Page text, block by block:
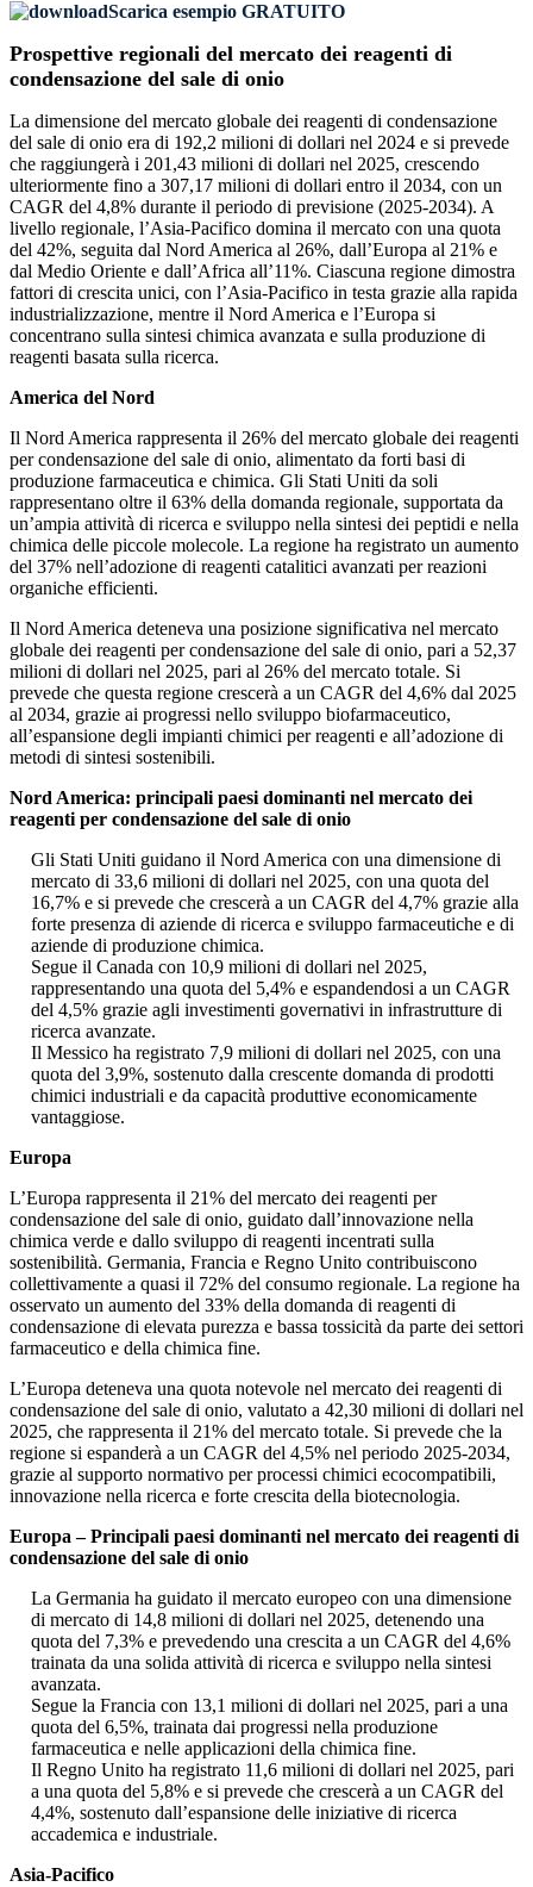
Scarica esempio GRATUITO
Prospettive regionali del mercato dei reagenti di
condensazione del sale di onio
La dimensione del mercato globale dei reagenti di condensazione
del sale di onio era di 192,2 milioni di dollari nel 2024 e si prevede
che raggiungerà i 201,43 milioni di dollari nel 2025, crescendo
ulteriormente fino a 307,17 milioni di dollari entro il 2034, con un
CAGR del 4,8% durante il periodo di previsione (2025-2034). A
livello regionale, l’Asia-Pacifico domina il mercato con una quota
del 42%, seguita dal Nord America al 26%, dall’Europa al 21% e
dal Medio Oriente e dall’Africa all’11%. Ciascuna regione dimostra
fattori di crescita unici, con l’Asia-Pacifico in testa grazie alla rapida
industrializzazione, mentre il Nord America e l’Europa si
concentrano sulla sintesi chimica avanzata e sulla produzione di
reagenti basata sulla ricerca.
America del Nord
Il Nord America rappresenta il 26% del mercato globale dei reagenti
per condensazione del sale di onio, alimentato da forti basi di
produzione farmaceutica e chimica. Gli Stati Uniti da soli
rappresentano oltre il 63% della domanda regionale, supportata da
un’ampia attività di ricerca e sviluppo nella sintesi dei peptidi e nella
chimica delle piccole molecole. La regione ha registrato un aumento
del 37% nell’adozione di reagenti catalitici avanzati per reazioni
organiche efficienti.
Il Nord America deteneva una posizione significativa nel mercato
globale dei reagenti per condensazione del sale di onio, pari a 52,37
milioni di dollari nel 2025, pari al 26% del mercato totale. Si
prevede che questa regione crescerà a un CAGR del 4,6% dal 2025
al 2034, grazie ai progressi nello sviluppo biofarmaceutico,
all’espansione degli impianti chimici per reagenti e all’adozione di
metodi di sintesi sostenibili.
Nord America: principali paesi dominanti nel mercato dei
reagenti per condensazione del sale di onio
Gli Stati Uniti guidano il Nord America con una dimensione di
mercato di 33,6 milioni di dollari nel 2025, con una quota del
16,7% e si prevede che crescerà a un CAGR del 4,7% grazie alla
forte presenza di aziende di ricerca e sviluppo farmaceutiche e di
aziende di produzione chimica.
Segue il Canada con 10,9 milioni di dollari nel 2025,
rappresentando una quota del 5,4% e espandendosi a un CAGR
del 4,5% grazie agli investimenti governativi in ​​infrastrutture di
ricerca avanzate.
Il Messico ha registrato 7,9 milioni di dollari nel 2025, con una
quota del 3,9%, sostenuto dalla crescente domanda di prodotti
chimici industriali e da capacità produttive economicamente
vantaggiose.
Europa
L’Europa rappresenta il 21% del mercato dei reagenti per
condensazione del sale di onio, guidato dall’innovazione nella
chimica verde e dallo sviluppo di reagenti incentrati sulla
sostenibilità. Germania, Francia e Regno Unito contribuiscono
collettivamente a quasi il 72% del consumo regionale. La regione ha
osservato un aumento del 33% della domanda di reagenti di
condensazione di elevata purezza e bassa tossicità da parte dei settori
farmaceutico e della chimica fine.
L’Europa deteneva una quota notevole nel mercato dei reagenti di
condensazione del sale di onio, valutato a 42,30 milioni di dollari nel
2025, che rappresenta il 21% del mercato totale. Si prevede che la
regione si espanderà a un CAGR del 4,5% nel periodo 2025-2034,
grazie al supporto normativo per processi chimici ecocompatibili,
innovazione nella ricerca e forte crescita della biotecnologia.
Europa – Principali paesi dominanti nel mercato dei reagenti di
condensazione del sale di onio
La Germania ha guidato il mercato europeo con una dimensione
di mercato di 14,8 milioni di dollari nel 2025, detenendo una
quota del 7,3% e prevedendo una crescita a un CAGR del 4,6%
trainata da una solida attività di ricerca e sviluppo nella sintesi
avanzata.
Segue la Francia con 13,1 milioni di dollari nel 2025, pari a una
quota del 6,5%, trainata dai progressi nella produzione
farmaceutica e nelle applicazioni della chimica fine.
Il Regno Unito ha registrato 11,6 milioni di dollari nel 2025, pari
a una quota del 5,8% e si prevede che crescerà a un CAGR del
4,4%, sostenuto dall’espansione delle iniziative di ricerca
accademica e industriale.
Asia-Pacifico